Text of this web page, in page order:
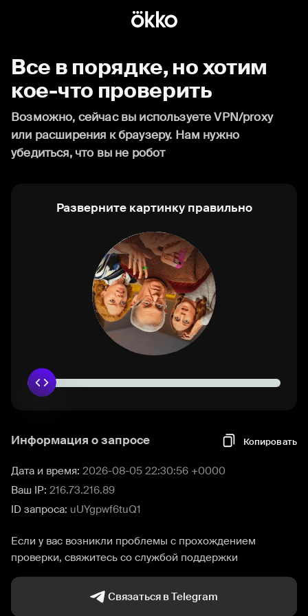
Все в порядке, но хотим
кое-что проверить
Возможно, сейчас вы используете VPN/proxy
или расширения к браузеру. Нам нужно
убедиться, что вы не робот
Разверните картинку правильно
Информация о запросе Копировать
Дата и время: 2026-08-05 22:30:56 +0000
Ваш IP: 216.73.216.89
ID запроса: uUYgpwf6tuQ1
Если у вас возникли проблемы с прохождением
проверки, свяжитесь со службой поддержки
Связаться в Telegram